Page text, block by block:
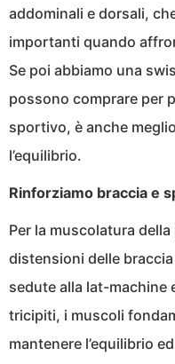
addominali e dorsali,
importanti quando
Se poi abbiamo una
possono comprare per
sportivo, è anche
l’equilibrio.
Rinforziamo braccia e
Per la muscolatura
distensioni delle
sedute alla lat-machine
tricipiti, i muscoli
mantenere l’equilibrio